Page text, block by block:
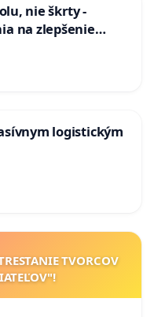
nie škrty -
na zlepšenie
logistickým
TVORCOV